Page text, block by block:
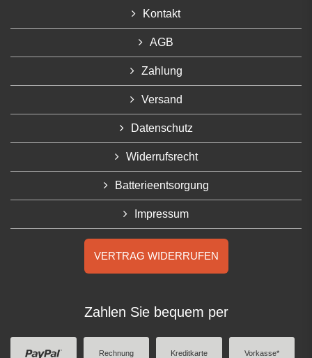
Kontakt
AGB
Zahlung
Versand
Datenschutz
Widerrufsrecht
Batterieentsorgung
Impressum
VERTRAG WIDERRUFEN
Zahlen Sie bequem per
Rechnung Kreditkarte Vorkasse*